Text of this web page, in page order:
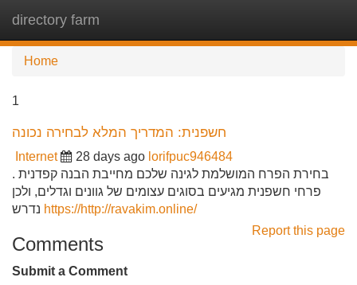
directory farm
Home
1
חשפנית: המדריך המלא לבחירה נכונה
Internet 28 days ago lorifpuc946484
בחירת הפרח המושלמת לגינה שלכם מחייבת הבנה קפדנית .
פרחי חשפנית מגיעים בסוגים עצומים של גוונים וגדלים, ולכן
https://http://ravakim.online/
Report this page
Comments
Submit a Comment